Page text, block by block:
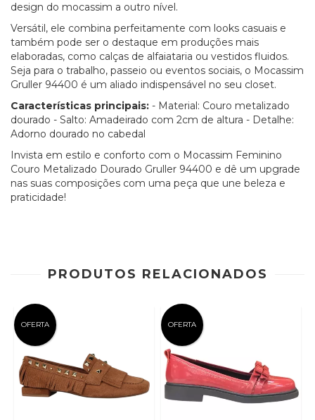
design do mocassim a outro nível.
Versátil, ele combina perfeitamente com looks casuais e
também pode ser o destaque em produções mais
elaboradas, como calças de alfaiataria ou vestidos fluidos.
Seja para o trabalho, passeio ou eventos sociais, o Mocassim
Gruller 94400 é um aliado indispensável no seu closet.
Características principais: - Material: Couro metalizado
dourado - Salto: Amadeirado com 2cm de altura - Detalhe:
Adorno dourado no cabedal
Invista em estilo e conforto com o Mocassim Feminino
Couro Metalizado Dourado Gruller 94400 e dê um upgrade
nas suas composições com uma peça que une beleza e
praticidade!
PRODUTOS RELACIONADOS
OFERTA OFERTA